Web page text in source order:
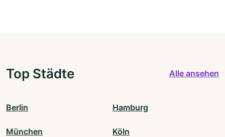
Top Städte Alle ansehen
Berlin Hamburg
München Köln